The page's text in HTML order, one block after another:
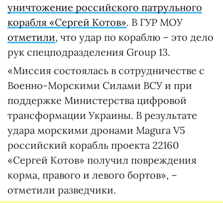
уничтожение российского патрульного
корабля «Сергей Котов». В ГУР МОУ
отметили, что удар по кораблю – это дело
рук спецподразделения Group 13.
«Миссия состоялась в сотрудничестве с
Военно-Морскими Силами ВСУ и при
поддержке Министерства цифровой
трансформации Украины. В результате
удара морскими дронами Magura V5
российский корабль проекта 22160
«Сергей Котов» получил повреждения
корма, правого и левого бортов», –
отметили разведчики.